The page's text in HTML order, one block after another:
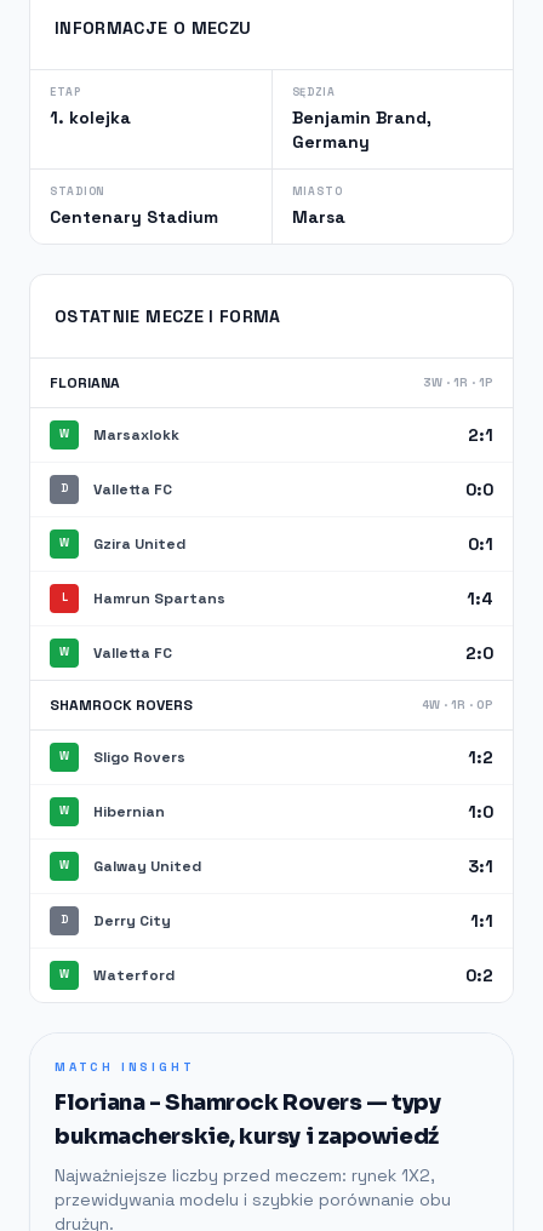
INFORMACJE O MECZU
ETAP
1. kolejka
SĘDZIA
Benjamin Brand,
Germany
STADION
Centenary Stadium
MIASTO
Marsa
OSTATNIE MECZE I FORMA
FLORIANA 3W · 1R · 1P
W Marsaxlokk 2:1
D Valletta FC 0:0
W Gzira United 0:1
L Hamrun Spartans 1:4
W Valletta FC 2:0
SHAMROCK ROVERS 4W · 1R · 0P
W Sligo Rovers 1:2
W Hibernian 1:0
W Galway United 3:1
D Derry City 1:1
W Waterford 0:2
MATCH INSIGHT
Floriana - Shamrock Rovers — typy
bukmacherskie, kursy i zapowiedź
Najważniejsze liczby przed meczem: rynek 1X2,
przewidywania modelu i szybkie porównanie obu
drużyn.